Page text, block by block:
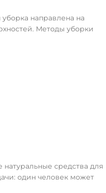
направлена на
Методы уборки
средства для
один человек может